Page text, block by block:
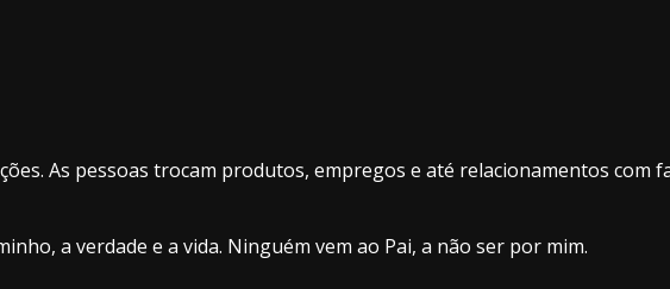
As pessoas trocam produtos, empregos e até relacionamentos com
a verdade e a vida. Ninguém vem ao Pai, a não ser por mim.